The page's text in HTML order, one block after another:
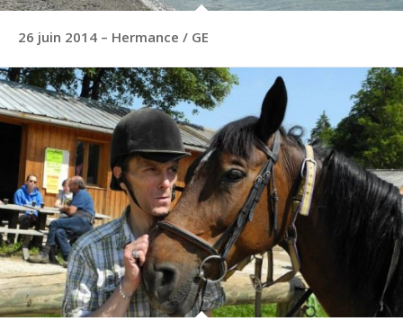
26 juin 2014 – Hermance / GE